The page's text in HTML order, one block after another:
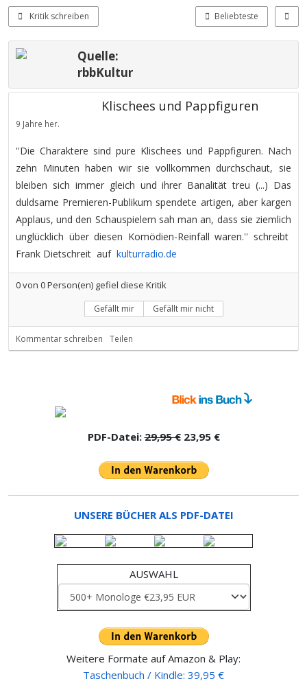
Kritik schreiben Beliebteste
Quelle:
rbbKultur
Klischees und Pappfiguren
9 Jahre her.
''Die Charaktere sind pure Klischees und Pappfiguren. Nach
zehn Minuten haben wir sie vollkommen durchschaut, sie
bleiben sich immer gleich und ihrer Banalität treu (...) Das
duldsame Premieren-Publikum spendete artigen, aber kargen
Applaus, und den Schauspielern sah man an, dass sie ziemlich
unglücklich über diesen Komödien-Reinfall waren.'' schreibt
Frank Dietschreit auf kulturradio.de
0von 0Person(en) gefiel diese Kritik
Gefällt mir Gefällt mir nicht
Kommentar schreiben Teilen
PDF-Datei:29,95 €23,95 €
UNSERE BÜCHER ALS PDF-DATEI
AUSWAHL
Weitere Formate auf Amazon & Play:
Taschenbuch / Kindle: 39,95 €